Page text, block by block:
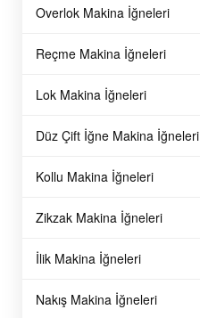
Overlok Makina İğneleri
Reçme Makina İğneleri
Lok Makina İğneleri
Düz Çift İğne Makina İğneleri
Kollu Makina İğneleri
Zikzak Makina İğneleri
İlik Makina İğneleri
Nakış Makina İğneleri
LU701D Siruba Düz Makina
Hareketli Bıçak
1.545,
Aegis